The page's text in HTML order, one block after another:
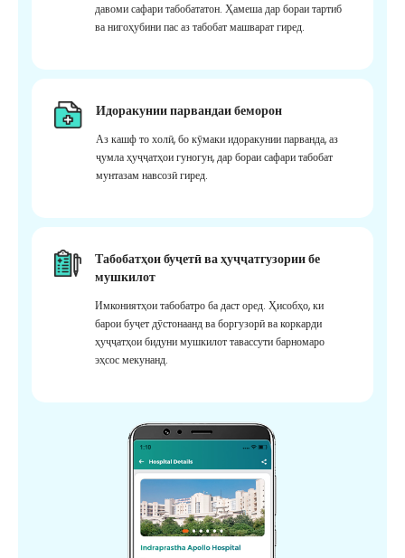
давоми сафари табобататон. Ҳамеша дар бораи тартиб
ва нигоҳубини пас аз табобат машварат гиред.
Идоракунии парвандаи беморон
Аз кашф то холӣ, бо кӯмаки идоракунии парванда, аз
ҷумла ҳуҷҷатҳои гуногун, дар бораи сафари табобат
мунтазам навсозӣ гиред.
Табобатҳои буҷетӣ ва ҳуҷҷатгузории бе
мушкилот
Имкониятҳои табобатро ба даст оред. Ҳисобҳо, ки
барои буҷет дӯстонаанд ва боргузорӣ ва коркарди
ҳуҷҷатҳои бидуни мушкилот тавассути барномаро
эҳсос мекунанд.